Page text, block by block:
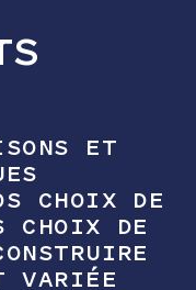
ET
CHOIX DE
CHOIX DE
VARIÉE